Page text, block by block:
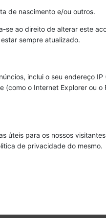
de nascimento e/ou outros.
se ao direito de alterar este
sempre atualizado.
inclui o seu endereço
(como o Internet Explorer ou o
úteis para os nossos
de privacidade do mesmo.